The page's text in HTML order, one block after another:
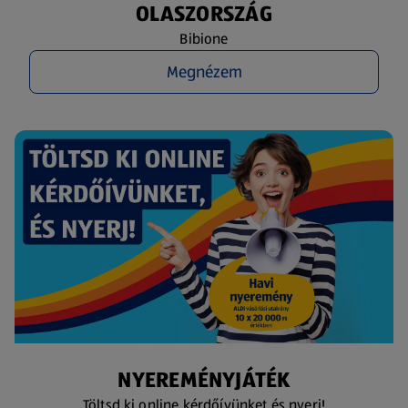
OLASZORSZÁG
Bibione
Megnézem
NYEREMÉNYJÁTÉK